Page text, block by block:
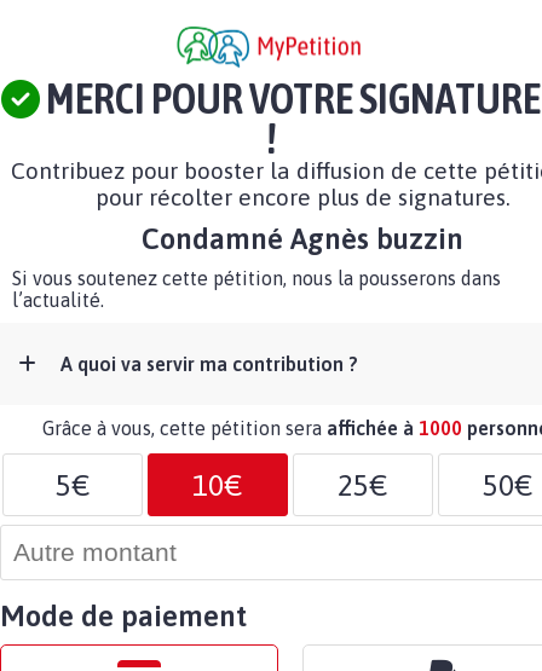
MERCI POUR VOTRE SIGNATURE
!
Contribuez pour booster la diffusion de cette
pour récolter encore plus de signatures.
Condamné Agnès buzzin
Si vous soutenez cette pétition, nous la pousserons dans
l’actualité.
A quoi va servir ma contribution ?
Grâce à vous, cette pétition sera affichée à 1000
5€ 10€ 25€ 50€
Mode de paiement